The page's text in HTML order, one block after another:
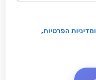
ומדיניות הפרטיות,